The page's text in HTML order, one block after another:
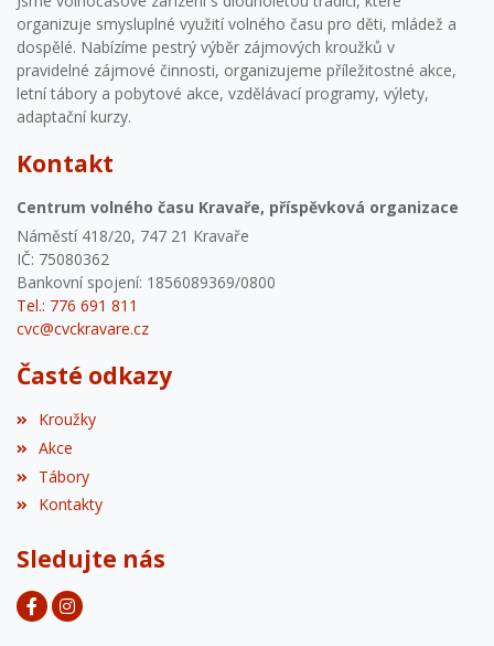
organizuje smysluplné využití volného času pro děti, mládež a
dospělé. Nabízíme pestrý výběr zájmových kroužků v
pravidelné zájmové činnosti, organizujeme příležitostné akce,
letní tábory a pobytové akce, vzdělávací programy, výlety,
adaptační kurzy.
Kontakt
Centrum volného času Kravaře, příspěvková organizace
Náměstí 418/20, 747 21 Kravaře
IČ: 75080362
Bankovní spojení: 1856089369/0800
Tel.: 776 691 811
cvc@cvckravare.cz
Časté odkazy
Kroužky
Akce
Tábory
Kontakty
Sledujte nás